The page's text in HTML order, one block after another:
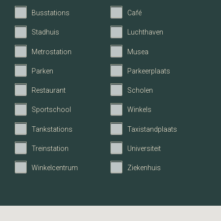
Aantal badkamers
Energie
Energieklasse
Verwarming
CV ketel, Vloerverwarming
gedeeltelijk, Warmtepomp
C.V.-Ketel
Busstations Café
Stadhuis Luchthaven
Metrostation Musea
Parken Parkeerplaats
Restaurant Scholen
Sportschool Winkels
Tankstations Taxistandplaats
Treinstation Universiteit
Winkelcentrum Ziekenhuis